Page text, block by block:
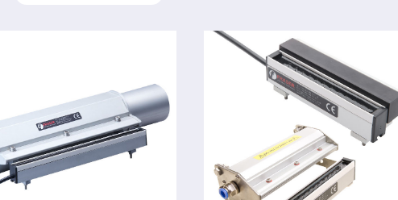
5500 est un système de lame
d'air ionisé à ventilateur haute
pour la neutralisation
statique, l'élimination de la
et le nettoyage des
5000 / 5100
IONISED AIR KNIVES
Les lames d'air ionisé 5000 et 5100
produisent de l'air ionisé à grande
vitesse capable de neutraliser